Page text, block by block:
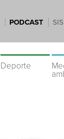
PODCAST
Deporte